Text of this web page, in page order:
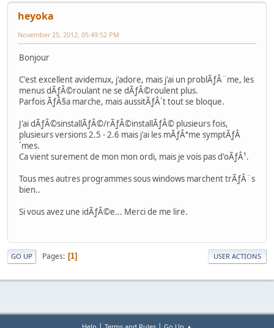
heyoka
November 25, 2012, 05:49:52 PM
Bonjour
C'est excellent avidemux, j'adore, mais j'ai un problÃƒÂ¨me, les
menus dÃƒÂ©roulant ne se dÃƒÂ©roulent plus.
Parfois ÃƒÂ§a marche, mais aussitÃƒÂ´t tout se bloque.
J'ai dÃƒÂ©sinstallÃƒÂ©/rÃƒÂ©installÃƒÂ© plusieurs fois,
plusieurs versions 2.5 - 2.6 mais j'ai les mÃƒÂªme symptÃƒÂ
´mes.
Ca vient surement de mon mon ordi, mais je vois pas d'oÃƒÂ¹.
Tous mes autres programmes sous windows marchent trÃƒÂ¨s
bien..
Si vous avez une idÃƒÂ©e... Merci de me lire.
GO UP Pages 1 USER ACTIONS